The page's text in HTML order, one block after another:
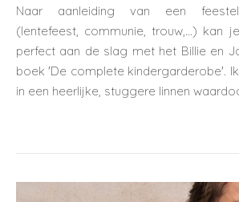
Naar aanleiding van een feestelijke gelegenheid
(lentefeest, communie, trouw,...) kan
perfect aan de slag met het Billie en
boek 'De complete kindergarderobe'.
in een heerlijke, stuggere linnen